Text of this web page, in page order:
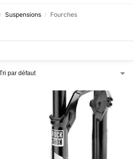
/ Suspensions / Fourches